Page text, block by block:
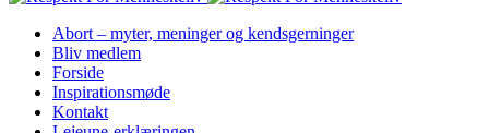
Abort – myter, meninger og kendsgerninger
Bliv medlem
Forside
Inspirationsmøde
Kontakt